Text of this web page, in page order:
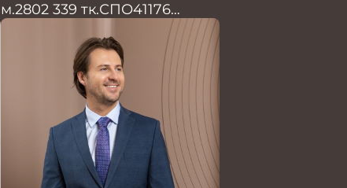
м.2802 339 тк.СПО41176
Костюм мужской